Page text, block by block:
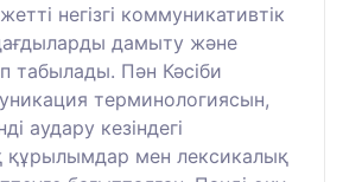
негізгі коммуникативтік
дамыту және
табылады. Пән Кәсіби
терминологиясын,
аудару кезіндегі
құрылымдар мен лексикалық